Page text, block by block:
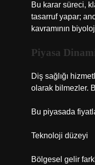
Bu karar süreci,
tasarruf yapar;
kavramının
Piyasa
Diş sağlığı
olarak bilmezler.
Bu piyasada
Teknoloji düzeyi
Bölgesel gelir